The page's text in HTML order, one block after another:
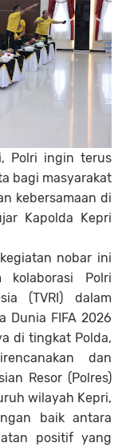
Polri ingin terus
bagi masyarakat
kebersamaan di
Kapolda Kepri
nobar ini
kolaborasi Polri
(TVRI) dalam
Dunia FIFA 2026
di tingkat Polda,
dan
Resor (Polres)
wilayah Kepri,
baik antara
positif yang